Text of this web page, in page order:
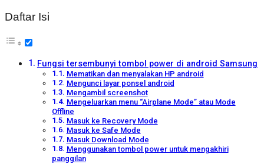
Daftar Isi
Fungsi tersembunyi tombol power di android Samsung
Mematikan dan menyalakan HP android
Mengunci layar ponsel android
Mengambil screenshot
Mengeluarkan menu “Airplane Mode” atau Mode
Offline
Masuk ke Recovery Mode
Masuk ke Safe Mode
Masuk Download Mode
Menggunakan tombol power untuk mengakhiri
panggilan